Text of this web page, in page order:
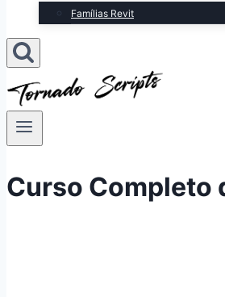
Famílias Revit
Curso Completo